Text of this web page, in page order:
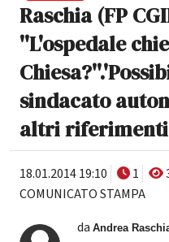
Raschia (FP
''L'ospedale
sindacato
altri
18.01.2014 19:10 1
COMUNICATO STAMPA
da Andrea